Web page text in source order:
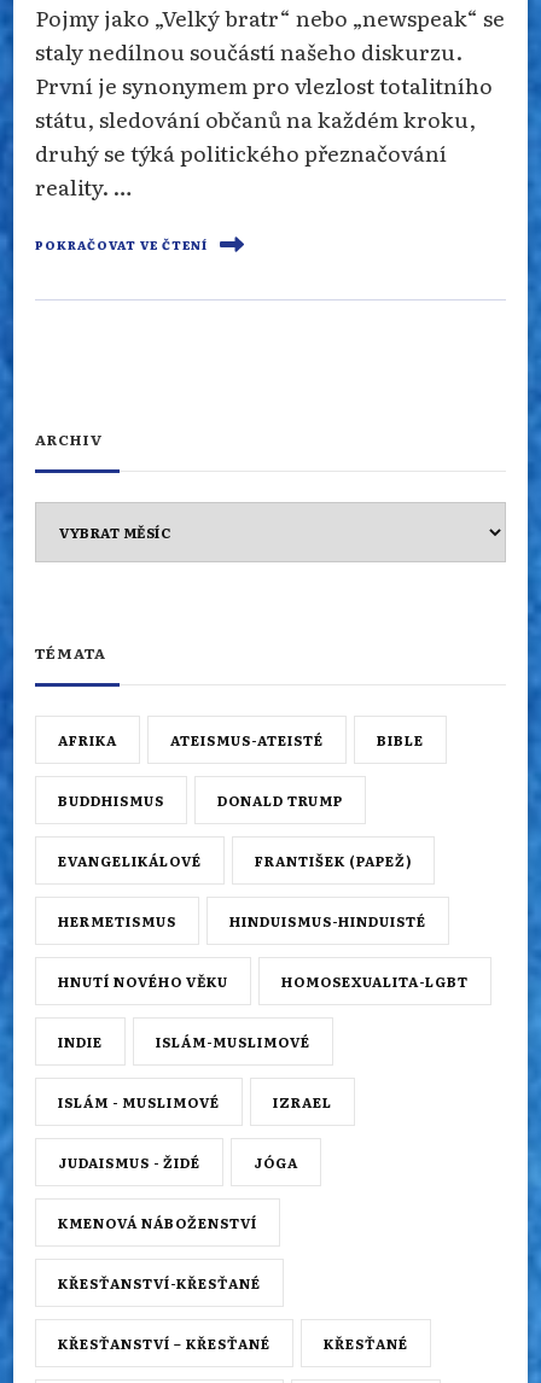
Pojmy jako „Velký bratr“ nebo „newspeak“ se
staly nedílnou součástí našeho diskurzu.
První je synonymem pro vlezlost totalitního
státu, sledování občanů na každém kroku,
druhý se týká politického přeznačování
reality. …
POKRAČOVAT VE ČTENÍ
ARCHIV
TÉMATA
AFRIKA ATEISMUS-ATEISTÉ BIBLE
BUDDHISMUS DONALD TRUMP
EVANGELIKÁLOVÉ FRANTIŠEK (PAPEŽ)
HERMETISMUS HINDUISMUS-HINDUISTÉ
HNUTÍ NOVÉHO VĚKU HOMOSEXUALITA-LGBT
INDIE ISLÁM-MUSLIMOVÉ
ISLÁM - MUSLIMOVÉ IZRAEL
JUDAISMUS - ŽIDÉ JÓGA
KMENOVÁ NÁBOŽENSTVÍ
KŘESŤANSTVÍ-KŘESŤANÉ
KŘESŤANSTVÍ – KŘESŤANÉ KŘESŤANÉ